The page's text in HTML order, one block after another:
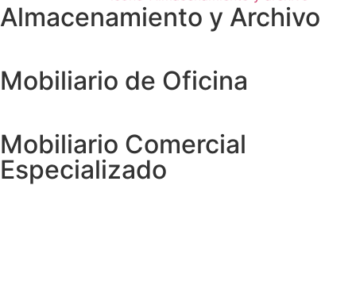
Almacenamiento y Archivo
Mobiliario de Oficina
Mobiliario Comercial
Especializado